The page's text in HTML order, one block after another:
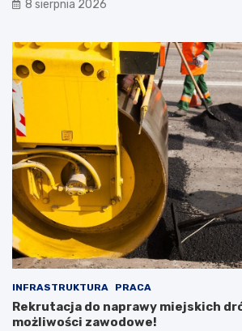
8 sierpnia 2026
INFRASTRUKTURA PRACA
Rekrutacja do naprawy miejskich
możliwości zawodowe!